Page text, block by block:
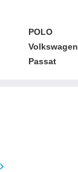
POLO
Volkswagen
Passat